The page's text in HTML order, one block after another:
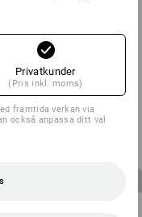
SET: Midjebyxa + Shorts
kr
Privatkunder
(Pris inkl. moms)
framtida verkan via
också anpassa ditt val